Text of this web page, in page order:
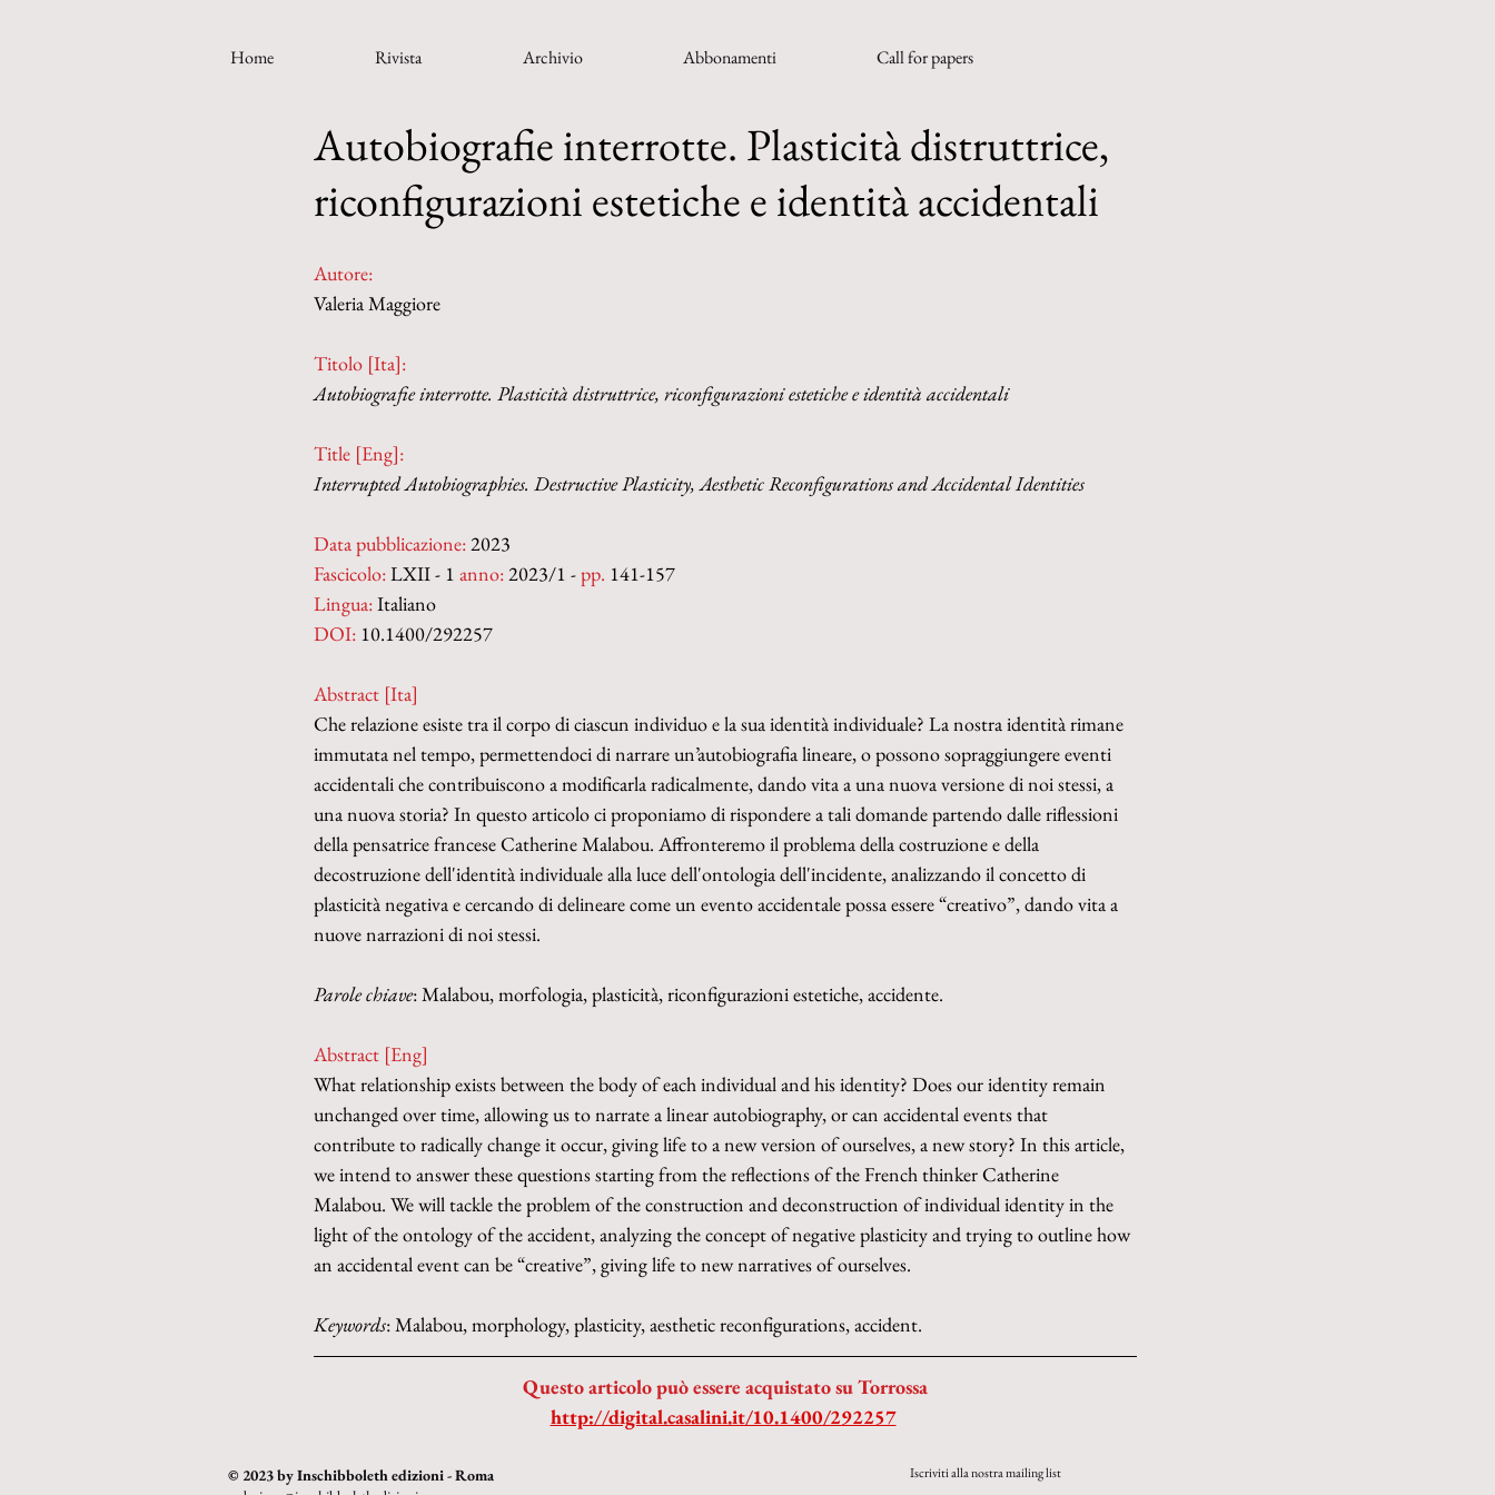
Home Rivista Archivio Abbonamenti Call for papers
Autobiografie interrotte. Plasticità distruttrice,
riconfigurazioni estetiche e identità accidentali
Autore:
Valeria Maggiore
Titolo [Ita]:
Autobiografie interrotte. Plasticità distruttrice, riconfigurazioni estetiche e identità accidentali
Title [Eng]:
Interrupted Autobiographies. Destructive Plasticity, Aesthetic Reconfigurations and Accidental Identities
Data pubblicazione: 2023
Fascicolo: LXII - 1 anno: 2023/1 - pp. 141-157
Lingua: Italiano
DOI: 10.1400/292257
Abstract [Ita]
Che relazione esiste tra il corpo di ciascun individuo e la sua identità individuale? La nostra identità rimane
immutata nel tempo, permettendoci di narrare un’autobiografia lineare, o possono sopraggiungere eventi
accidentali che contribuiscono a modificarla radicalmente, dando vita a una nuova versione di noi stessi, a
una nuova storia? In questo articolo ci proponiamo di rispondere a tali domande partendo dalle riflessioni
della pensatrice francese Catherine Malabou. Affronteremo il problema della costruzione e della
decostruzione dell'identità individuale alla luce dell'ontologia dell'incidente, analizzando il concetto di
plasticità negativa e cercando di delineare come un evento accidentale possa essere “creativo”, dando vita a
nuove narrazioni di noi stessi.
Parole chiave: Malabou, morfologia, plasticità, riconfigurazioni estetiche, accidente.
Abstract [Eng]
What relationship exists between the body of each individual and his identity? Does our identity remain
unchanged over time, allowing us to narrate a linear autobiography, or can accidental events that
contribute to radically change it occur, giving life to a new version of ourselves, a new story? In this article,
we intend to answer these questions starting from the reflections of the French thinker Catherine
Malabou. We will tackle the problem of the construction and deconstruction of individual identity in the
light of the ontology of the accident, analyzing the concept of negative plasticity and trying to outline how
an accidental event can be “creative”, giving life to new narratives of ourselves.
Keywords: Malabou, morphology, plasticity, aesthetic reconfigurations, accident.
Questo articolo può essere acquistato su Torrossa
http://digital.casalini.it/10.1400/292257
© 2023 by Inschibboleth edizioni - Roma
Iscriviti alla nostra mailing list